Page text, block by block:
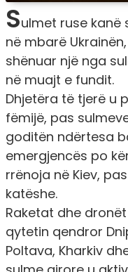
Sulmet ruse kanë
në mbarë
shënuar një nga
në muajt e fundit.
Dhjetëra të tjerë u
fëmijë, pas
goditën ndërtesa
emergjencës po
rrënoja në Kiev,
katëshe.
Raketat dhe
qytetin qendror
Poltava, Kharkiv